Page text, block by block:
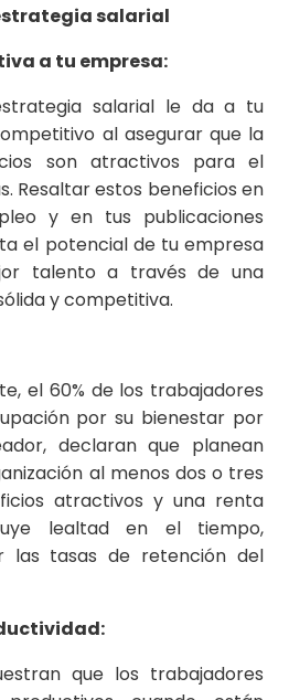
salarial
a tu empresa:
salarial le da a tu
al asegurar que la
son atractivos para el
Resaltar estos beneficios en
y en tus publicaciones
el potencial de tu empresa
talento a través de una
y competitiva.
el 60% de los trabajadores
por su bienestar por
declaran que planean
al menos dos o tres
atractivos y una renta
lealtad en el tiempo,
las tasas de retención del
que los trabajadores